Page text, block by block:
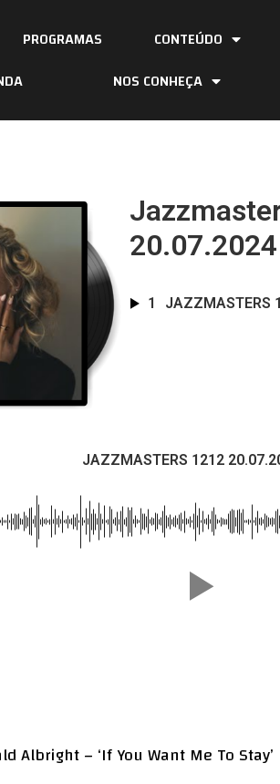
PROGRAMAS CONTEÚDO
NOS CONHEÇA
1 JAZZMASTERS
JAZZMASTERS 1212
Albright – ‘If You Want Me To Stay’